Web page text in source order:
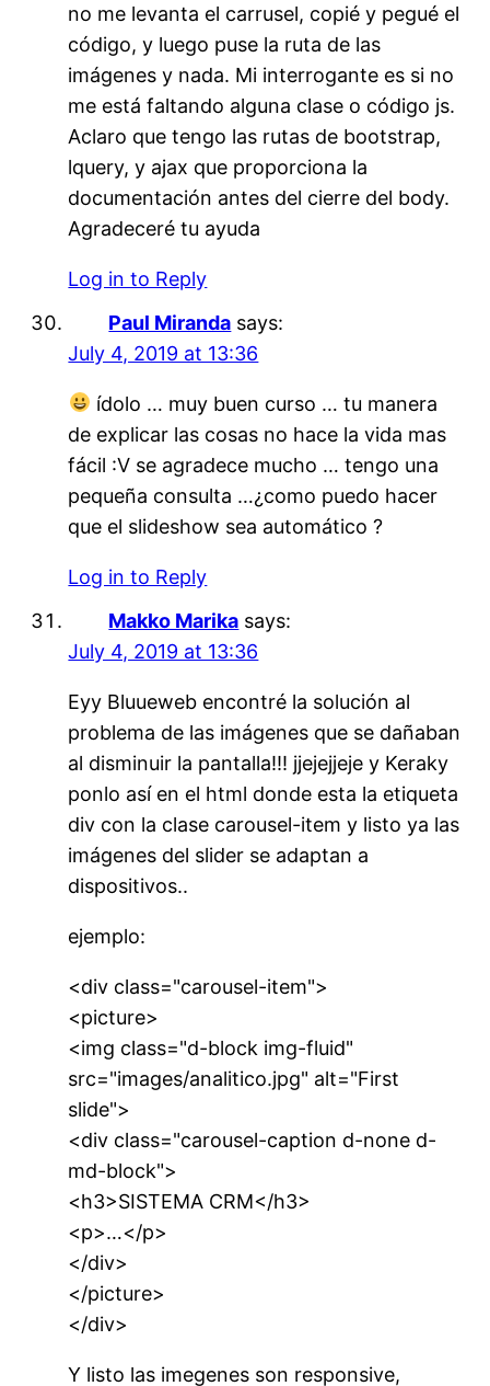
no me levanta el carrusel, copié y pegué el
código, y luego puse la ruta de las
imágenes y nada. Mi interrogante es si no
me está faltando alguna clase o código js.
Aclaro que tengo las rutas de bootstrap,
lquery, y ajax que proporciona la
documentación antes del cierre del body.
Agradeceré tu ayuda
Log in to Reply
Paul Miranda says:
July 4, 2019 at 13:36
ídolo … muy buen curso … tu manera
de explicar las cosas no hace la vida mas
fácil :V se agradece mucho … tengo una
pequeña consulta …¿como puedo hacer
que el slideshow sea automático ?
Log in to Reply
Makko Marika says:
July 4, 2019 at 13:36
Eyy Bluueweb encontré la solución al
problema de las imágenes que se dañaban
al disminuir la pantalla!!! jjejejjeje y Keraky
ponlo así en el html donde esta la etiqueta
div con la clase carousel-item y listo ya las
imágenes del slider se adaptan a
dispositivos..
ejemplo:
<div class="carousel-item">
<picture>
<img class="d-block img-fluid"
src="images/analitico.jpg" alt="First
slide">
<div class="carousel-caption d-none d-
md-block">
<h3>SISTEMA CRM</h3>
<p>…</p>
</div>
</picture>
</div>
Y listo las imegenes son responsive,